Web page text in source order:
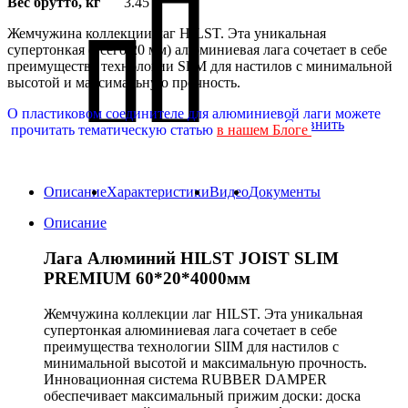
Сравнить
Жемчужина коллекции лаг HILST. Эта уникальная
супертонкая (всего 20 мм) алюминиевая лага сочетает в себе
преимущества технологии SlIM для настилов с минимальной
высотой и максимальную прочность.
О пластиковом соединителе для алюминиевой лаги можете
прочитать тематическую статью в нашем Блоге
ОписаниеХарактеристикиВидеоДокументы
Описание
Лага Алюминий HILST JOIST SLIM
PREMIUM 60*20*4000мм
Жемчужина коллекции лаг HILST. Эта уникальная
супертонкая алюминиевая лага сочетает в себе
преимущества технологии SlIM для настилов с
минимальной высотой и максимальную прочность.
Инновационная система RUBBER DAMPER
обеспечивает максимальный прижим доски: доска